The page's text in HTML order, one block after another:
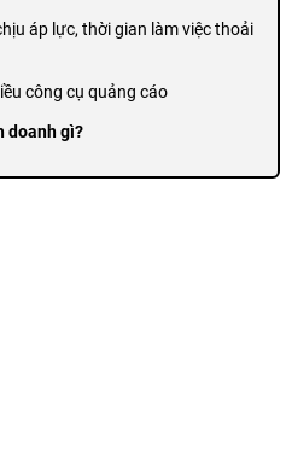
áp lực, thời gian làm việc thoải
công cụ quảng cáo
doanh gì?